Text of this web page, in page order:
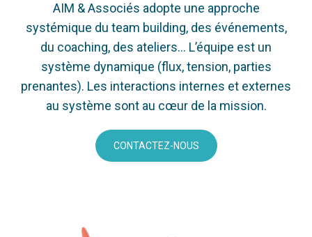
AIM & Associés adopte une approche
systémique du team building, des événements,
du coaching, des ateliers... L’équipe est un
système dynamique (flux, tension, parties
prenantes). Les interactions internes et externes
au système sont au cœur de la mission.
CONTACTEZ-NOUS